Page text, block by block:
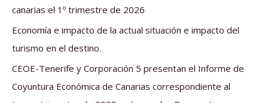
canarias el 1º trimestre de 2026
Economía e impacto de la actual situación e impacto del
turismo en el destino.
CEOE-Tenerife y Corporación 5 presentan el Informe de
Coyuntura Económica de Canarias correspondiente al